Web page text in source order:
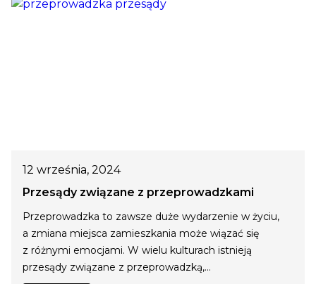
12 września, 2024
Przesądy związane z przeprowadzkami
Przeprowadzka to zawsze duże wydarzenie w życiu,
a zmiana miejsca zamieszkania może wiązać się
z różnymi emocjami. W wielu kulturach istnieją
przesądy związane z przeprowadzką,…